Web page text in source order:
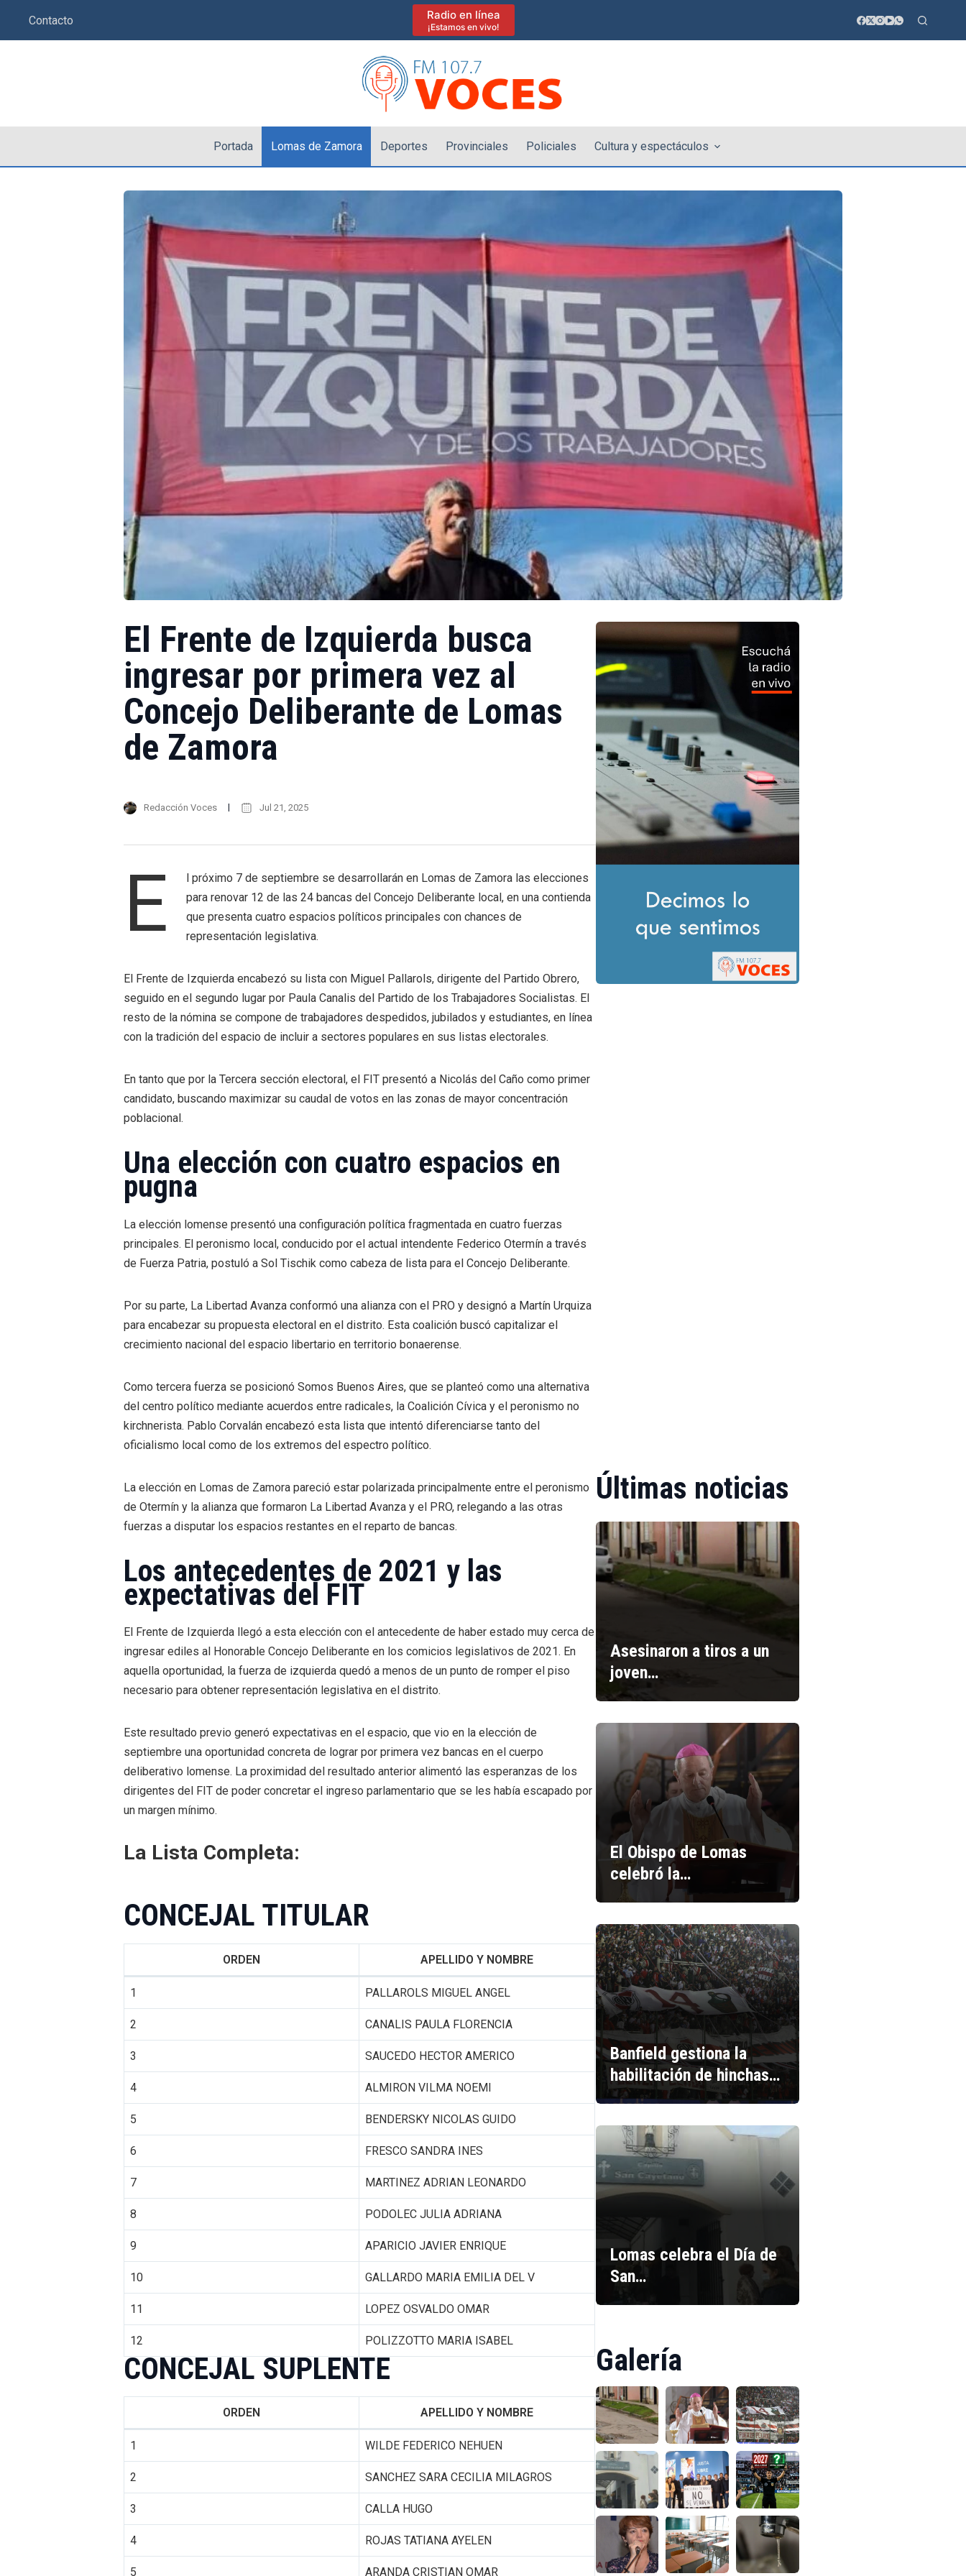
Contacto Radio en línea
¡Estamos en vivo!
Portada Lomas de Zamora Deportes Provinciales Policiales Cultura y espectáculos
El Frente de Izquierda busca
ingresar por primera vez al
Concejo Deliberante de Lomas
de Zamora
Redacción Voces Jul 21, 2025
E
l próximo 7 de septiembre se desarrollarán en Lomas de Zamora las elecciones
para renovar 12 de las 24 bancas del Concejo Deliberante local, en una contienda
que presenta cuatro espacios políticos principales con chances de
representación legislativa.
El Frente de Izquierda encabezó su lista con Miguel Pallarols, dirigente del Partido Obrero,
seguido en el segundo lugar por Paula Canalis del Partido de los Trabajadores Socialistas. El
resto de la nómina se compone de trabajadores despedidos, jubilados y estudiantes, en línea
con la tradición del espacio de incluir a sectores populares en sus listas electorales.
En tanto que por la Tercera sección electoral, el FIT presentó a Nicolás del Caño como primer
candidato, buscando maximizar su caudal de votos en las zonas de mayor concentración
poblacional.
Una elección con cuatro espacios en
pugna
La elección lomense presentó una configuración política fragmentada en cuatro fuerzas
principales. El peronismo local, conducido por el actual intendente Federico Otermín a través
de Fuerza Patria, postuló a Sol Tischik como cabeza de lista para el Concejo Deliberante.
Por su parte, La Libertad Avanza conformó una alianza con el PRO y designó a Martín Urquiza
para encabezar su propuesta electoral en el distrito. Esta coalición buscó capitalizar el
crecimiento nacional del espacio libertario en territorio bonaerense.
Como tercera fuerza se posicionó Somos Buenos Aires, que se planteó como una alternativa
del centro político mediante acuerdos entre radicales, la Coalición Cívica y el peronismo no
kirchnerista. Pablo Corvalán encabezó esta lista que intentó diferenciarse tanto del
oficialismo local como de los extremos del espectro político.
La elección en Lomas de Zamora pareció estar polarizada principalmente entre el peronismo
de Otermín y la alianza que formaron La Libertad Avanza y el PRO, relegando a las otras
fuerzas a disputar los espacios restantes en el reparto de bancas.
Los antecedentes de 2021 y las
expectativas del FIT
El Frente de Izquierda llegó a esta elección con el antecedente de haber estado muy cerca de
ingresar ediles al Honorable Concejo Deliberante en los comicios legislativos de 2021. En
aquella oportunidad, la fuerza de izquierda quedó a menos de un punto de romper el piso
necesario para obtener representación legislativa en el distrito.
Este resultado previo generó expectativas en el espacio, que vio en la elección de
septiembre una oportunidad concreta de lograr por primera vez bancas en el cuerpo
deliberativo lomense. La proximidad del resultado anterior alimentó las esperanzas de los
dirigentes del FIT de poder concretar el ingreso parlamentario que se les había escapado por
un margen mínimo.
La Lista Completa:
CONCEJAL TITULAR
ORDEN APELLIDO Y NOMBRE
1 PALLAROLS MIGUEL ANGEL
2 CANALIS PAULA FLORENCIA
3 SAUCEDO HECTOR AMERICO
4 ALMIRON VILMA NOEMI
5 BENDERSKY NICOLAS GUIDO
6 FRESCO SANDRA INES
7 MARTINEZ ADRIAN LEONARDO
8 PODOLEC JULIA ADRIANA
9 APARICIO JAVIER ENRIQUE
10 GALLARDO MARIA EMILIA DEL V
11 LOPEZ OSVALDO OMAR
12 POLIZZOTTO MARIA ISABEL
CONCEJAL SUPLENTE
ORDEN APELLIDO Y NOMBRE
1 WILDE FEDERICO NEHUEN
2 SANCHEZ SARA CECILIA MILAGROS
3 CALLA HUGO
4 ROJAS TATIANA AYELEN
5 ARANDA CRISTIAN OMAR
Últimas noticias
Asesinaron a tiros a un
joven…
El Obispo de Lomas
celebró la…
Banfield gestiona la
habilitación de hinchas…
Lomas celebra el Día de
San…
Galería